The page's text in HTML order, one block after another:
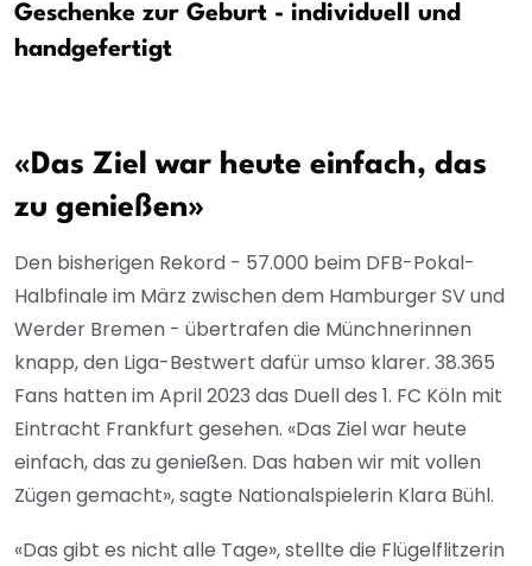
Geschenke zur Geburt - individuell und
handgefertigt
«Das Ziel war heute einfach, das
zu genießen»
Den bisherigen Rekord - 57.000 beim DFB-Pokal-
Halbfinale im März zwischen dem Hamburger SV und
Werder Bremen - übertrafen die Münchnerinnen
knapp, den Liga-Bestwert dafür umso klarer. 38.365
Fans hatten im April 2023 das Duell des 1. FC Köln mit
Eintracht Frankfurt gesehen. «Das Ziel war heute
einfach, das zu genießen. Das haben wir mit vollen
Zügen gemacht», sagte Nationalspielerin Klara Bühl.
«Das gibt es nicht alle Tage», stellte die Flügelflitzerin